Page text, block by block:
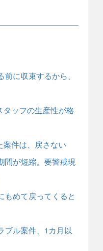
に収束するから、
タッフの生産性が格
案件は、戻さない
間が短縮。要警戒現
もめて戻ってくると
ブル案件、1カ月以